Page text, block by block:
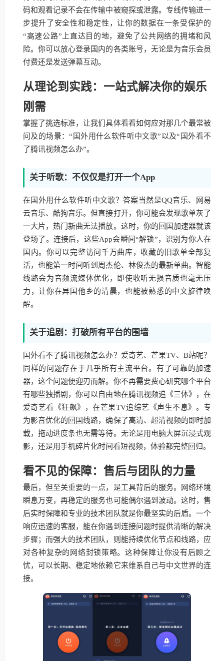
码和观看记录不会在传输中被窥探或泄露。专线传输进一
步提升了安全性和稳定性，让你的数据在一条受保护的
“高速公路”上直达目的地，避免了公共网络的拥堵和风
险。你可以放心登录国内的各类账号，无论是为音乐会员
付费还是发送弹幕互动。
从理论到实践：一站式解决你的娱乐
刚需
掌握了挑选标准，让我们具体看看如何应对那几个最常被
问及的场景：“国外用什么软件听中文歌”以及“国外看不
了腾讯视频怎么办”。
关于听歌：不仅仅是打开一个App
在国外用什么软件听中文歌？答案当然是QQ音乐、网易
云音乐、酷狗音乐。但直接打开，你可能会发现歌单灰了
一大片，热门新曲无法播放。这时，你的回国加速器就该
登场了。连接后，这些App会瞬间“解锁”，识别为你人在
国内。你可以完整访问千万曲库，收藏的旧歌单全部复
活，也能第一时间听到周杰伦、林俊杰的最新单曲。智能
线路会为音频流媒体优化，即使收听无损音质也毫无压
力，让你在异国他乡的清晨，也能被熟悉的中文旋律唤
醒。
关于追剧：打破所有平台的围墙
国外看不了腾讯视频怎么办？爱奇艺、芒果TV、B站呢？
同样的问题存在于几乎所有主流平台。有了可靠的加速
器，这个问题便迎刃而解。你不再需要费心研究哪个平台
有哪些独播剧，你可以自由地在腾讯视频追《三体》，在
爱奇艺看《狂飙》，在芒果TV追综艺《声生不息》。专
为影音优化的回国线路，确保了高清、超清视频的即时加
载，拖动进度条也无需等待。无论是用电脑大屏沉浸式观
影，还是用手机碎片化时间看短视频，体验都完整回归。
看不见的保障：售后与团队的力量
最后，但至关重要的一点，是工具背后的服务。网络环境
瞬息万变，再稳定的服务也可能偶尔遇到波动。这时，售
后实时保障和专业的技术团队就是你最坚实的后盾。一个
响应迅速的客服，能在你遇到连接问题时提供清晰的解决
步骤；而强大的技术团队，则能持续优化节点和线路，应
对各种复杂的网络封锁策略。这种保障让你没有后顾之
忧，可以长期、稳定地依赖它来维系自己与中文世界的连
接。